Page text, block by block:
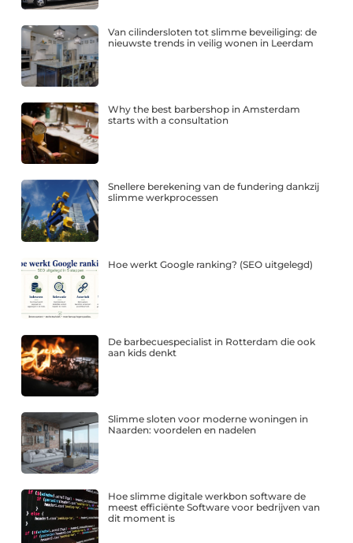
Van cilindersloten tot slimme beveiliging: de
nieuwste trends in veilig wonen in Leerdam
Why the best barbershop in Amsterdam
starts with a consultation
Snellere berekening van de fundering dankzij
slimme werkprocessen
Hoe werkt Google ranking? (SEO uitgelegd)
De barbecuespecialist in Rotterdam die ook
aan kids denkt
Slimme sloten voor moderne woningen in
Naarden: voordelen en nadelen
Hoe slimme digitale werkbon software de
meest efficiënte Software voor bedrijven van
dit moment is